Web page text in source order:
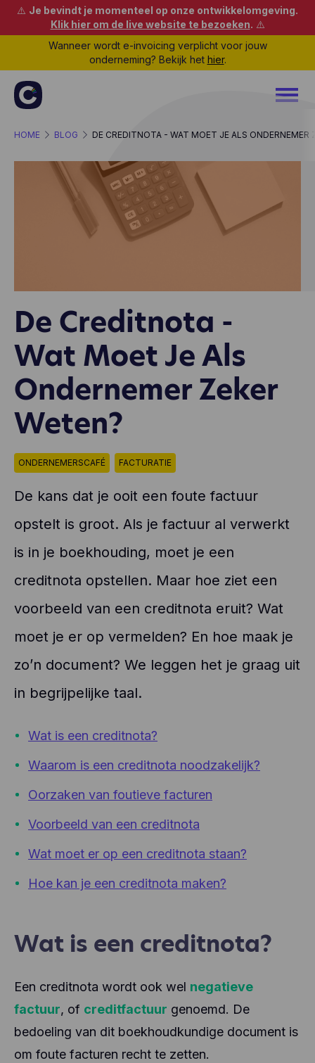
⚠️ Je bevindt je momenteel op onze ontwikkelomgeving.
Klik hier om de live website te bezoeken. ⚠️
Wanneer wordt e-invoicing verplicht voor jouw
onderneming? Bekijk het hier.
HOME BLOG DE CREDITNOTA - WAT MOET JE ALS ONDERNEMER
De Creditnota -
Wat Moet Je Als
Ondernemer Zeker
Weten?
ONDERNEMERSCAFÉ FACTURATIE
De kans dat je ooit een foute factuur
opstelt is groot. Als je factuur al verwerkt
is in je boekhouding, moet je een
creditnota opstellen. Maar hoe ziet een
voorbeeld van een creditnota eruit? Wat
moet je er op vermelden? En hoe maak je
zo’n document? We leggen het je graag uit
in begrijpelijke taal.
Wat is een creditnota?
Waarom is een creditnota noodzakelijk?
Oorzaken van foutieve facturen
Voorbeeld van een creditnota
Wat moet er op een creditnota staan?
Hoe kan je een creditnota maken?
Wat is een creditnota?
Een creditnota wordt ook wel negatieve
factuur, of creditfactuur genoemd. De
bedoeling van dit boekhoudkundige document is
om foute facturen recht te zetten.